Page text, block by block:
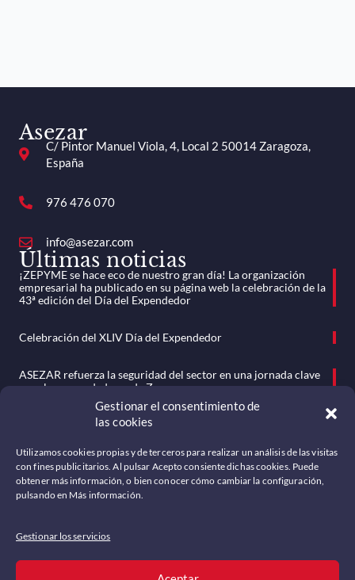
Gestionar el consentimiento de
las cookies
Utilizamos cookies propias y de terceros para realizar un análisis de las visitas
con fines publicitarios. Al pulsar Acepto consiente dichas cookies. Puede
obtener más información, o bien conocer cómo cambiar la configuración,
pulsando en Más información.
Gestionar los servicios
Asezar
C/ Pintor Manuel Viola, 4, Local 2 50014 Zaragoza,
España
976 476 070
info@asezar.com
Últimas noticias
¡ZEPYME se hace eco de nuestro gran día! La organización
empresarial ha publicado en su página web la celebración de la
43ª edición del Día del Expendedor
Celebración del XLIV Día del Expendedor
ASEZAR refuerza la seguridad del sector en una jornada clave
para los expendedores de Zaragoza
ASEZAR celebra su Asamblea General Ordinaria en un clima de
Menú
Somos
Noticias